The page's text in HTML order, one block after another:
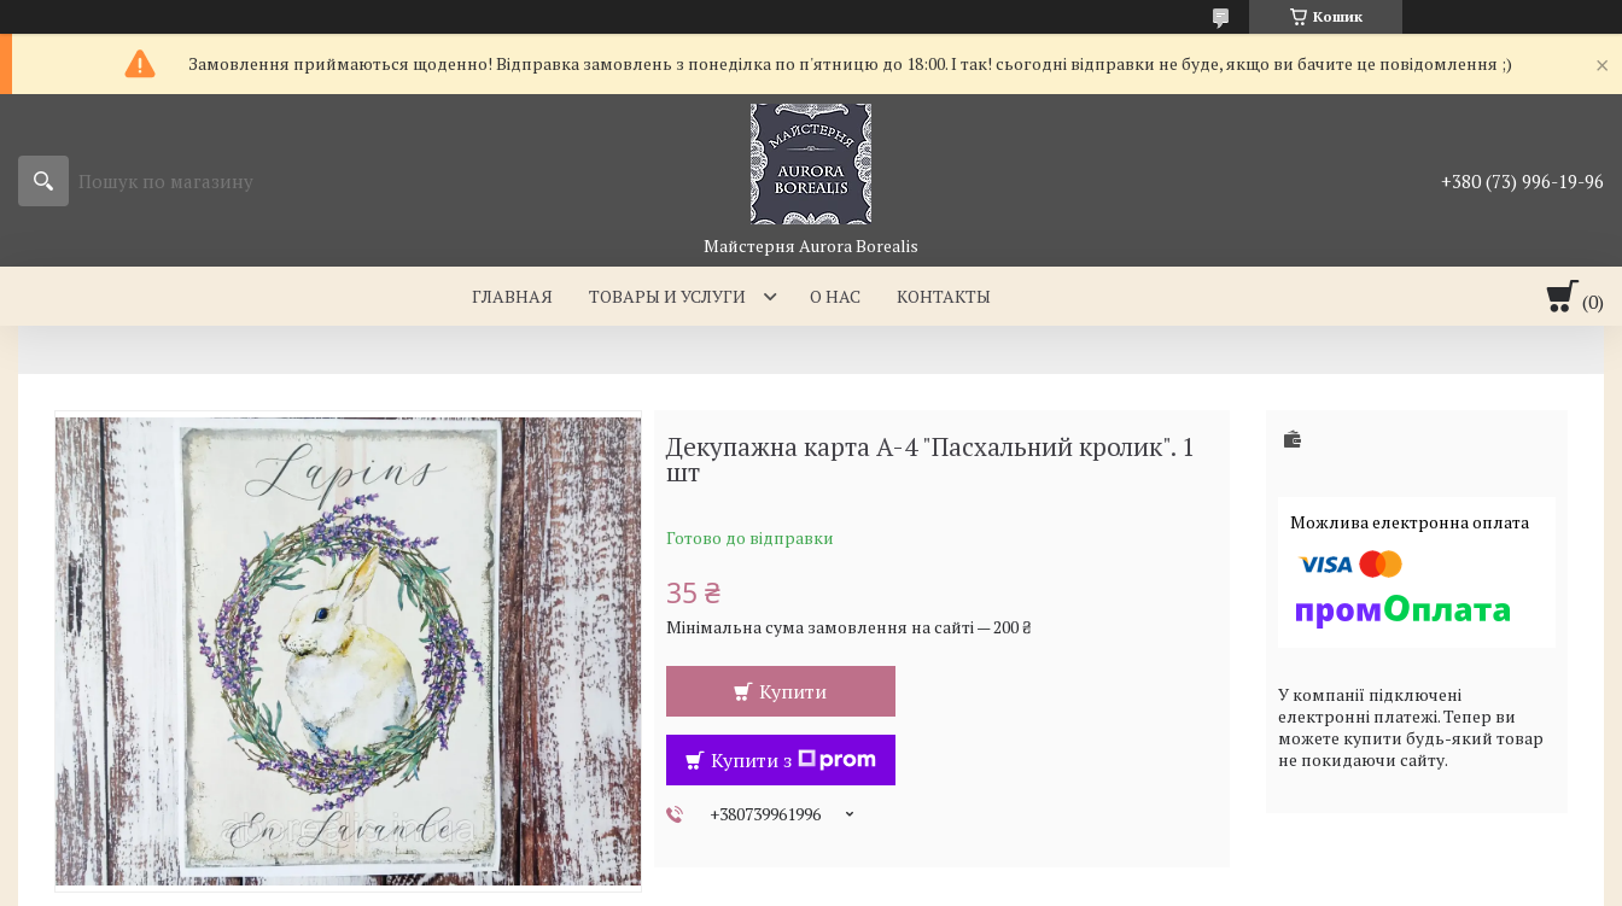
Кошик
Замовлення приймаються щоденно! Відправка замовлень з понеділка по п'ятницю до 18:00. І так! сьогодні відправки не буде, якщо ви бачите це повідомлення ;)
Майстерня Aurora Borealis
+380 (73) 996-19-96
ГЛАВНАЯ ТОВАРЫ И УСЛУГИ О НАС КОНТАКТЫ
Декупажна карта А-4 "Пасхальний кролик". 1
шт
Готово до відправки
35 ₴
Мінімальна сума замовлення на сайті — 200 ₴
Купити
Купити з
+380739961996
У компанії підключені
електронні платежі. Тепер ви
можете купити будь-який товар
не покидаючи сайту.